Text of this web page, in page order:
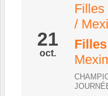
21
oct.
Filles
/